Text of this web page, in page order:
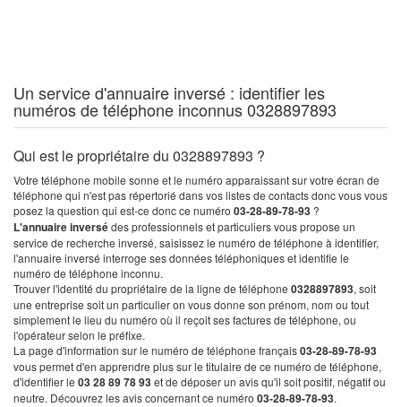
Un service d'annuaire inversé : identifier les
numéros de téléphone inconnus 0328897893
Qui est le propriétaire du 0328897893 ?
Votre téléphone mobile sonne et le numéro apparaissant sur votre écran de
téléphone qui n'est pas répertorié dans vos listes de contacts donc vous vous
posez la question qui est-ce donc ce numéro 03-28-89-78-93 ?
L'annuaire inversédes professionnels et particuliers vous propose un
service de recherche inversé, saisissez le numéro de téléphone à identifier,
l'annuaire inversé interroge ses données téléphoniques et identifie le
numéro de téléphone inconnu.
Trouver l'identité du propriétaire de la ligne de téléphone 0328897893, soit
une entreprise soit un particulier on vous donne son prénom, nom ou tout
simplement le lieu du numéro où il reçoit ses factures de téléphone, ou
l'opérateur selon le préfixe.
La page d'information sur le numéro de téléphone français03-28-89-78-93
vous permet d'en apprendre plus sur le titulaire de ce numéro de téléphone,
d'identifier le 03 28 89 78 93et de déposer un avis qu'il soit positif, négatif ou
neutre. Découvrez les avis concernant ce numéro 03-28-89-78-93.